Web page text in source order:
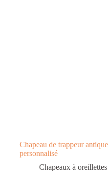
Chapeau de trappeur
personnalisé
Chapeaux à oreillettes